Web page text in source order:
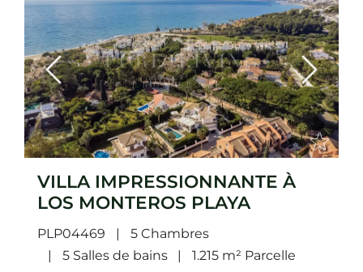
Previous Next
VILLA IMPRESSIONNANTE À
LOS MONTEROS PLAYA
PLP04469
5 Chambres
5 Salles de bains
1.215 m² Parcelle